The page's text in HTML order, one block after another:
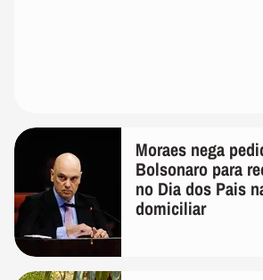
Moraes nega
Bolsonaro para
no Dia dos Pais
domiciliar